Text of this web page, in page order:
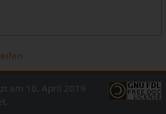
am 10. April 2019